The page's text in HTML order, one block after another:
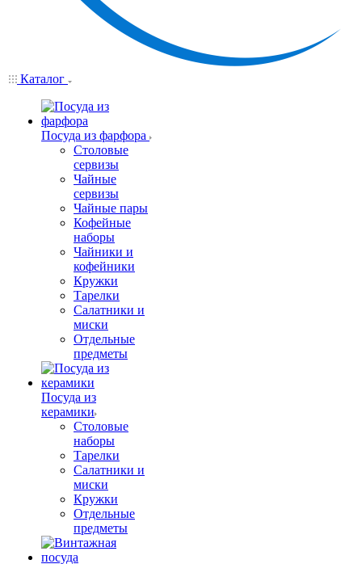
Каталог
Посуда из фарфора
Столовые
сервизы
Чайные
сервизы
Чайные пары
Кофейные
наборы
Чайники и
кофейники
Кружки
Тарелки
Салатники и
миски
Отдельные
предметы
Посуда из
керамики
Столовые
наборы
Тарелки
Салатники и
миски
Кружки
Отдельные
предметы